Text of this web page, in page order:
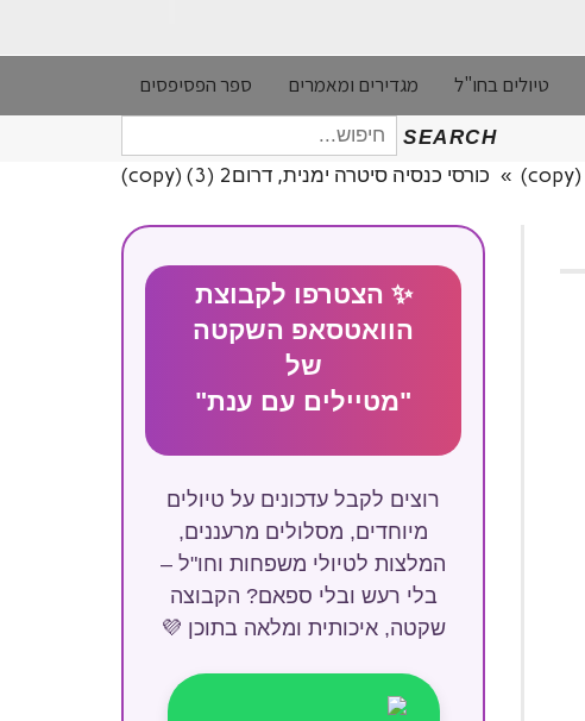
טיולים בחו"ל מגדירים ומאמרים ספר הפסיפסים
SEARCH
חיפוש
עבור:
» כורסי כנסיה סיטרה ימנית, דרום2 (3) (copy)
✨ הצטרפו לקבוצת
הוואטסאפ השקטה
של
"מטיילים עם ענת"
רוצים לקבל עדכונים על טיולים
מיוחדים, מסלולים מרעננים,
המלצות לטיולי משפחות וחו"ל –
בלי רעש ובלי ספאם? הקבוצה
שקטה, איכותית ומלאה בתוכן 💜